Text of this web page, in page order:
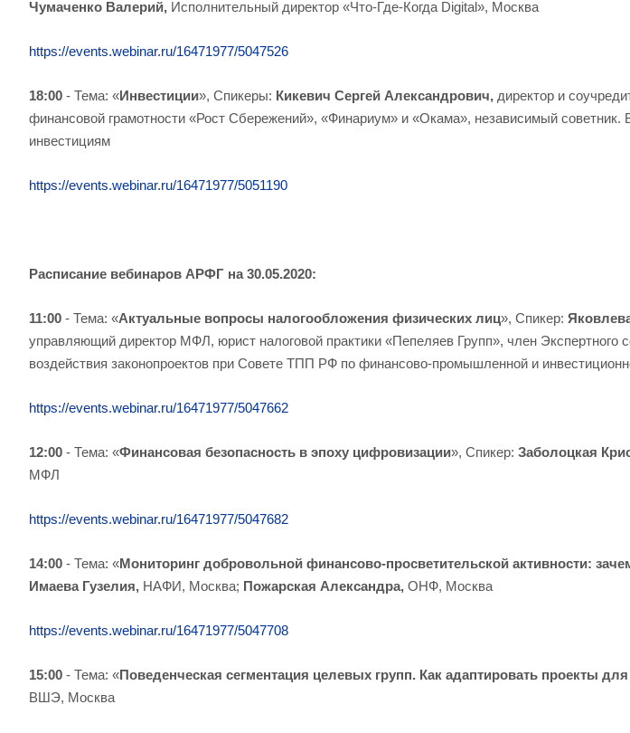
Чумаченко Валерий, Исполнительный директор «Что-Где-Когда Digital», Москва
https://events.webinar.ru/16471977/5047526
18:00 - Тема: «Инвестиции», Спикеры: Кикевич Сергей Александрович, директор и
финансовой грамотности «Рост Сбережений», «Финариум» и «Окама», независимый
инвестициям
https://events.webinar.ru/16471977/5051190
Расписание вебинаров АРФГ на 30.05.2020:
11:00 - Тема: «Актуальные вопросы налогообложения физических лиц», Спикер:
управляющий директор МФЛ, юрист налоговой практики «Пепеляев Групп», член Экспертного
воздействия законопроектов при Совете ТПП РФ по финансово-промышленной и
https://events.webinar.ru/16471977/5047662
12:00 - Тема: «Финансовая безопасность в эпоху цифровизации», Спикер: Заболоцкая
МФЛ
https://events.webinar.ru/16471977/5047682
14:00 - Тема: «Мониторинг добровольной финансово-просветительской активности:
Имаева Гузелия, НАФИ, Москва; Пожарская Александра, ОНФ, Москва
https://events.webinar.ru/16471977/5047708
15:00 - Тема: «Поведенческая сегментация целевых групп. Как адаптировать проекты
ВШЭ, Москва